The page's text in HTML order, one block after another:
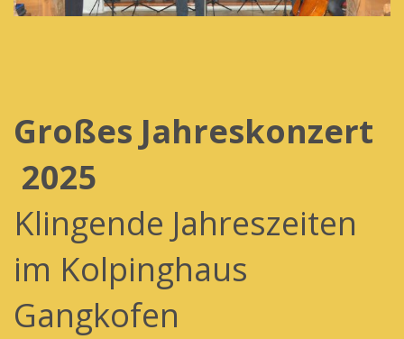
Großes Jahreskonzert
2025
Klingende Jahreszeiten
im Kolpinghaus
Gangkofen